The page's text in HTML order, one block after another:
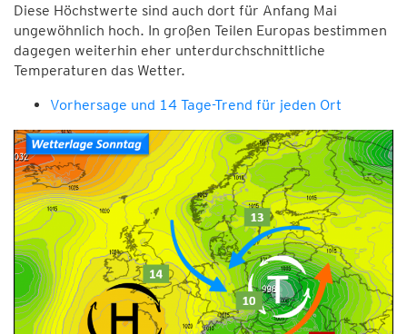
Diese Höchstwerte sind auch dort für Anfang Mai
ungewöhnlich hoch. In großen Teilen Europas bestimmen
dagegen weiterhin eher unterdurchschnittliche
Temperaturen das Wetter.
Vorhersage und 14 Tage-Trend für jeden Ort